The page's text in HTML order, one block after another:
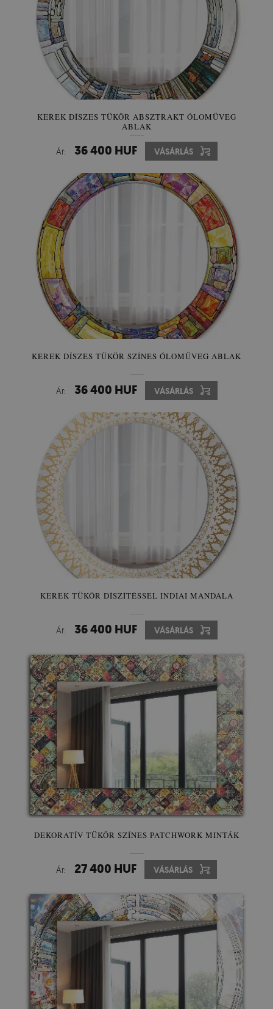
KEREK DÍSZES TÜKÖR ABSZTRAKT ÓLOMÜVEG
ABLAK
Ár: 36 400 HUF VÁSÁRLÁS
KEREK DÍSZES TÜKÖR SZÍNES ÓLOMÜVEG ABLAK
Ár: 36 400 HUF VÁSÁRLÁS
KEREK TÜKÖR DÍSZÍTÉSSEL INDIAI MANDALA
Ár: 36 400 HUF VÁSÁRLÁS
DEKORATÍV TÜKÖR SZÍNES PATCHWORK MINTÁK
Ár: 27 400 HUF VÁSÁRLÁS